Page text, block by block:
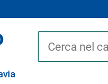
Cerca su "Catalogo"